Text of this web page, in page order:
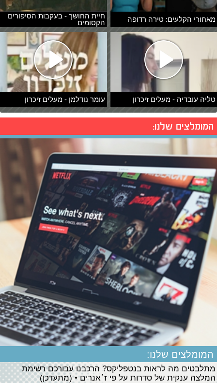
מאחורי הקלעים: טירה רדופה
חיית החושך - בעקבות הסיפורים
הקסומים
טליה עובדיה - מעלים זיכרון עומר נודלמן - מעלים זיכרון
המומלצים שלנו:
המומלצים שלנו:
מתלבטים מה לראות בנטפליקס? הרכבנו עבורכם רשימת
המלצה ענקית של סדרות על פי ז׳אנרים • (מתעדכן)